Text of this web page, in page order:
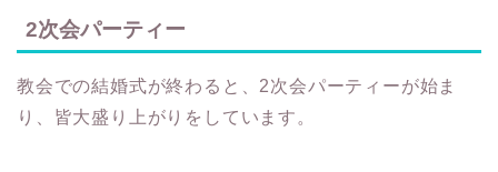
2次会パーティー
教会での結婚式が終わると、2次会パーティーが始ま
り、皆大盛り上がりをしています。